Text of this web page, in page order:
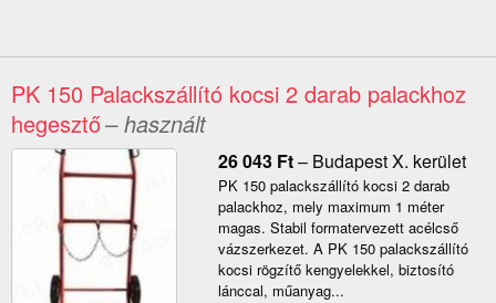
PK 150 Palackszállító kocsi 2 darab palackhoz
hegesztő– használt
26 043 Ft– Budapest X. kerület
PK 150 palackszállító kocsi 2 darab
palackhoz, mely maximum 1 méter
magas. Stabil formatervezett acélcső
vázszerkezet. A PK 150 palackszállító
kocsi rögzítő kengyelekkel, biztosító
lánccal, műanyag...